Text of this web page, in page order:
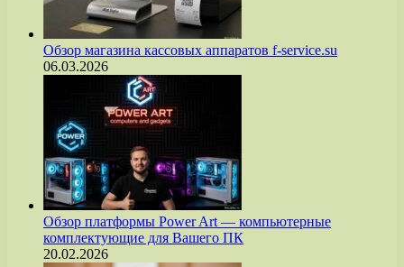
Обзор магазина кассовых аппаратов f-service.su
06.03.2026
Обзор платформы Power Art — компьютерные
комплектующие для Вашего ПК
20.02.2026